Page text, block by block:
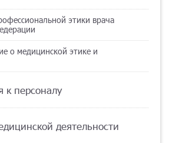
этики врача
о медицинской этике и
к персоналу
деятельности